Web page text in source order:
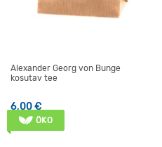
Alexander Georg von Bunge
kosutav tee
6,00€
ÖKO